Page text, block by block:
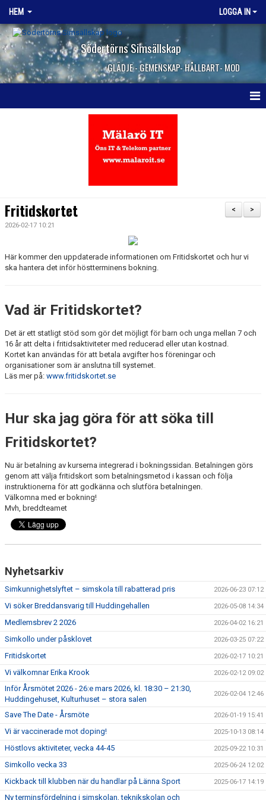
HEM LOGGA IN
Södertörns Simsällskap
GLÄDJE - GEMENSKAP- HÅLLBART- MOD
KONTAKTA OSS
>
<
Fritidskortet
2026-02-17 10:21
Här kommer den uppdaterade informationen om Fritidskortet och hur vi
ska hantera det inför höstterminens bokning.
Vad är Fritidskortet?
Det är ett statligt stöd som gör det möjligt för barn och unga mellan 7 och
16 år att delta i fritidsaktiviteter med reducerad eller utan kostnad.
Kortet kan användas för att betala avgifter hos föreningar och
organisationer som är anslutna till systemet.
Läs mer på: www.fritidskortet.se
Hur ska jag göra för att söka till
Fritidskortet?
Nu är betalning av kurserna integrerad i bokningssidan. Betalningen görs
genom att välja fritidskort som betalningsmetod i kassan och följa
instruktionerna för att godkänna och slutföra betalningen.
Välkomna med er bokning!
Mvh, breddteamet
Nyhetsarkiv
Simkunnighetslyftet – simskola till rabatterad pris 2026-06-23 07:12
Vi söker Breddansvarig till Huddingehallen 2026-05-08 14:34
Medlemsbrev 2 2026 2026-04-02 16:21
Simkollo under påsklovet 2026-03-25 07:22
Fritidskortet 2026-02-17 10:21
Vi välkomnar Erika Krook 2026-02-12 09:02
Inför Årsmötet 2026 - 26:e mars 2026, kl. 18:30 – 21:30,
Huddingehuset, Kulturhuset – stora salen
2026-02-04 12:46
Save The Date - Årsmöte 2026-01-19 15:41
Vi är vaccinerade mot doping! 2025-10-13 08:14
Höstlovs aktiviteter, vecka 44-45 2025-09-22 10:31
Simkollo vecka 33 2025-06-24 12:02
Kickback till klubben när du handlar på Länna Sport 2025-06-17 14:19
Ny terminsfördelning i simskolan, teknikskolan och